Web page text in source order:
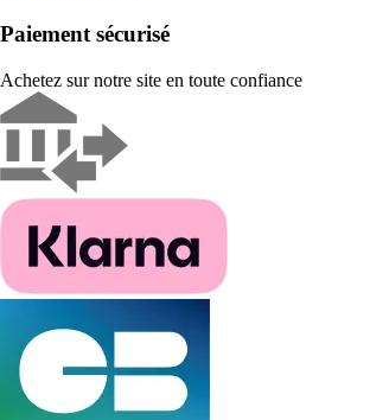
Paiement sécurisé
Achetez sur notre site en toute confiance